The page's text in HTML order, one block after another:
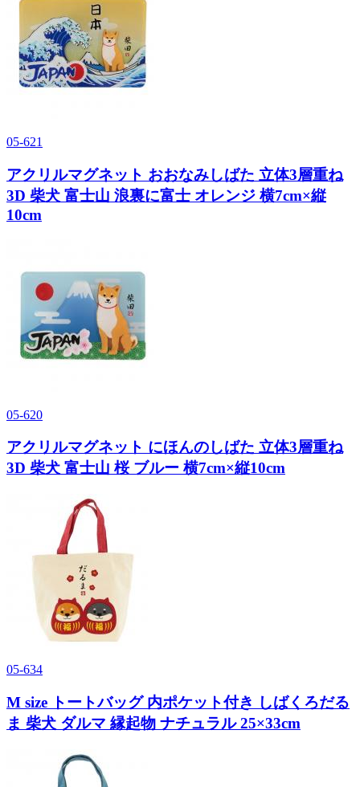
05-621
アクリルマグネット おおなみしばた 立体3層重ね
3D 柴犬 富士山 浪裏に富士 オレンジ 横7cm×縦
10cm
05-620
アクリルマグネット にほんのしばた 立体3層重ね
3D 柴犬 富士山 桜 ブルー 横7cm×縦10cm
05-634
M size トートバッグ 内ポケット付き しばくろだる
ま 柴犬 ダルマ 縁起物 ナチュラル 25×33cm